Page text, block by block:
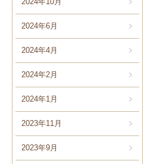
2024年6月
2024年4月
2024年2月
2024年1月
2023年11月
2023年9月